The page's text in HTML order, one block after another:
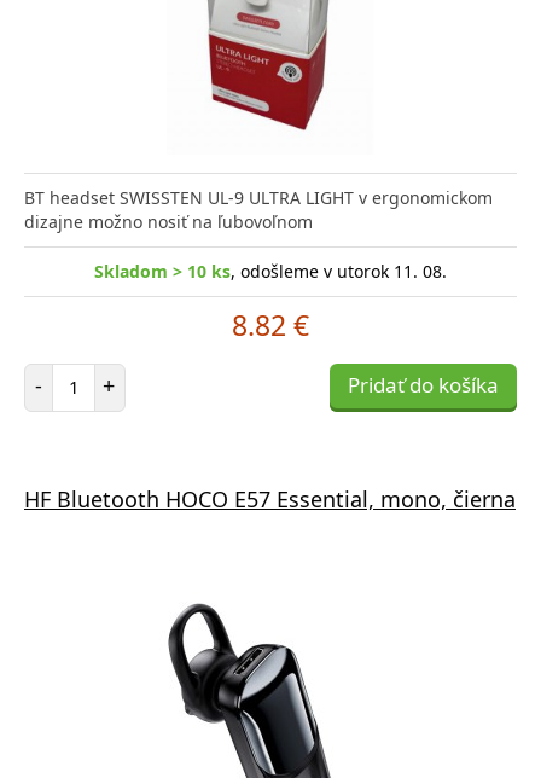
BT headset SWISSTEN UL-9 ULTRA LIGHT v ergonomickom
dizajne možno nosiť na ľubovoľnom
Skladom > 10 ks, odošleme v utorok 11. 08.
8.82 €
- Počet položiek
+ Pridať do košíka
HF Bluetooth HOCO E57 Essential, mono, čierna